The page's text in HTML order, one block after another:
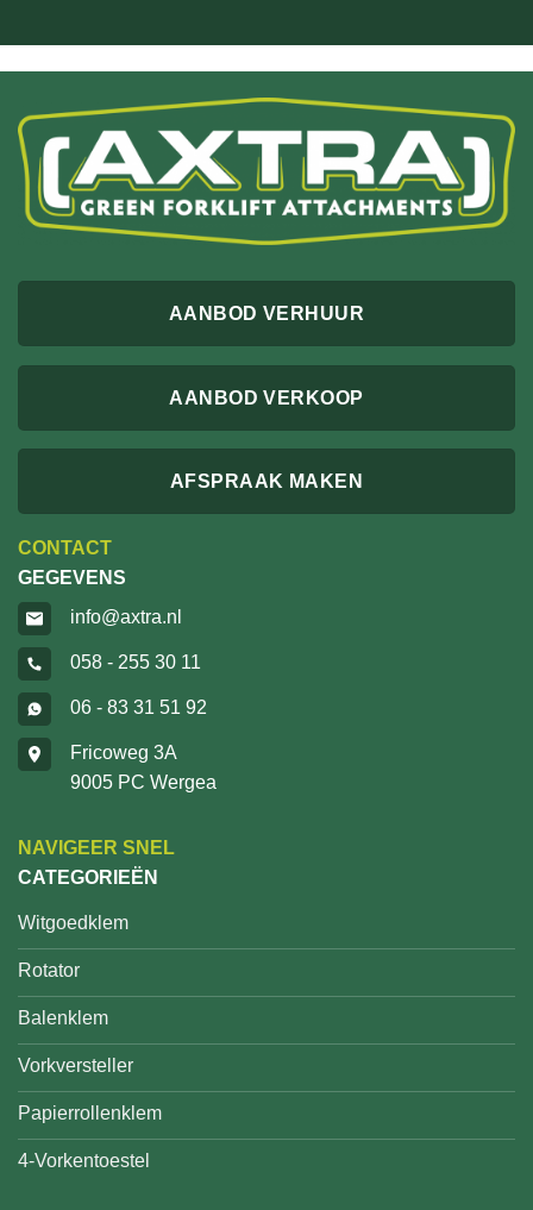
AANBOD VERHUUR
AANBOD VERKOOP
AFSPRAAK MAKEN
CONTACT
GEGEVENS
info@axtra.nl
058 - 255 30 11
06 - 83 31 51 92
Fricoweg 3A
9005 PC Wergea
NAVIGEER SNEL
CATEGORIEËN
Witgoedklem
Rotator
Balenklem
Vorkversteller
Papierrollenklem
4-Vorkentoestel